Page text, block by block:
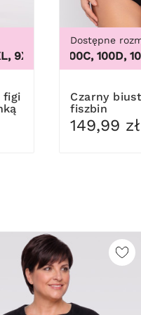
62
, 3XL, 4XL, 5XL, 6XL,
Dostępne
100B, 100C, 100D,
Czarny biustonosz bez
fiszbin
149,99 zł